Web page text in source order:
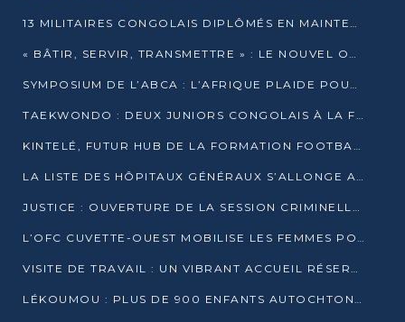
13 MILITAIRES CONGOLAIS DIPLÔMÉS EN MAINTENANCE INDUSTRIELLE APRÈS TROIS ANS DE FORMATION À L’UNIVERSITÉ MARIEN-NGOUABI
« BÂTIR, SERVIR, TRANSMETTRE » : LE NOUVEL OUVRAGE QUI INTERPELLE LES COLLECTIVITÉS
SYMPOSIUM DE L’ABCA : L’AFRIQUE PLAIDE POUR UN FINANCEMENT CLIMATIQUE ÉQUITABLE
TAEKWONDO : DEUX JUNIORS CONGOLAIS À LA FINALE D’OPEN SYRIES 2025 À ABIDJAN
KINTELÉ, FUTUR HUB DE LA FORMATION FOOTBALLISTIQUE AFRICAINE ?
LA LISTE DES HÔPITAUX GÉNÉRAUX S’ALLONGE AU CONGO
JUSTICE : OUVERTURE DE LA SESSION CRIMINELLE À BRAZZAVILLE AVEC 52 DOSSIERS AU RÔLE
L’OFC CUVETTE-OUEST MOBILISE LES FEMMES POUR ACCUEILLIR LE PRÉSIDENT DE LA RÉPUBLIQUE
VISITE DE TRAVAIL : UN VIBRANT ACCUEIL RÉSERVÉ À DENIS SASSOU-N’GUESSO PAR L’ASSOCIATION « LES AMIS DE WOMO »
LÉKOUMOU : PLUS DE 900 ENFANTS AUTOCHTONES REÇOIVENT DES KITS SCOLAIRES GRÂCE À L’ESPACE OPOKO